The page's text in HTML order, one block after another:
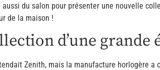
aussi du salon pour présenter une nouvelle
de la maison !
d’une grande
Zenith, mais la manufacture horlogère